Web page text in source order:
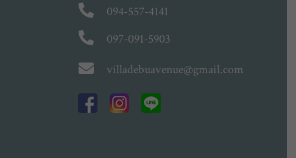
094-557-4141
097-091-5903
villadebuavenue@gmail.com